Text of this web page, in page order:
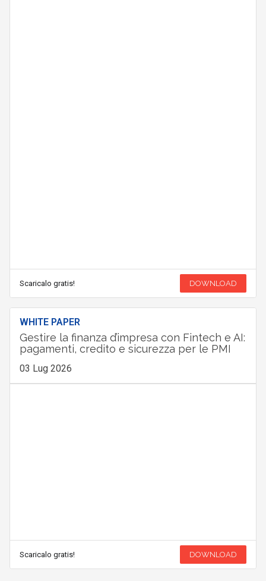
Scaricalo gratis! DOWNLOAD
WHITE PAPER
Gestire la finanza d’impresa con Fintech e AI:
pagamenti, credito e sicurezza per le PMI
03 Lug 2026
Scaricalo gratis! DOWNLOAD